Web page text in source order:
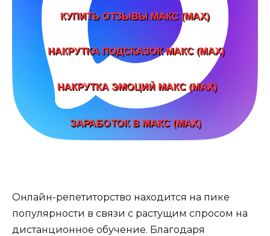
Онлайн-репетиторство находится на пике
популярности в связи с растущим спросом на
дистанционное обучение. Благодаря